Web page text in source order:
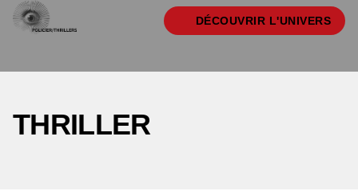
DÉCOUVRIR L'UNIVERS
THRILLER